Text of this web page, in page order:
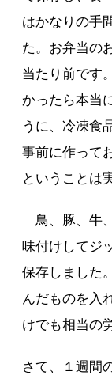
はかなりの手
た。お弁当の
当たり前です
かったら本当
うに、冷凍食
事前に作って
ということは
鳥、豚、牛
味付けしてジ
保存しました
んだものを入
けでも相当の
さて、１週間